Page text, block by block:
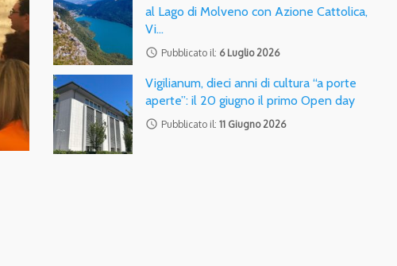
al Lago di Molveno con Azione Cattolica,
Vi…
access_time Pubblicato il: 6 Luglio 2026
Vigilianum, dieci anni di cultura “a porte
aperte”: il 20 giugno il primo Open day
access_time Pubblicato il:11 Giugno 2026